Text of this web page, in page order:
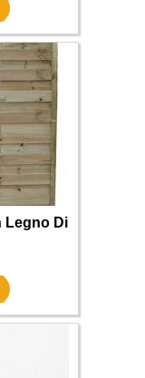
Legno Di